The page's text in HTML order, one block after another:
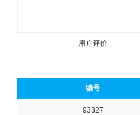
用户评价
编号
93327